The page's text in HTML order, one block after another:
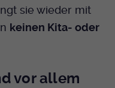
sie wieder mit
keinen Kita- oder
vor allem
der gesetzt wird
GmbH